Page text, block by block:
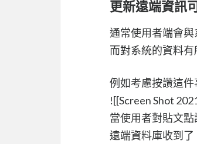
更新遠端資訊
通常使用者端會與
而對系統的資料有
例如考慮按讚這件
![[Screen Shot
當使用者對貼文點
遠端資料庫收到了